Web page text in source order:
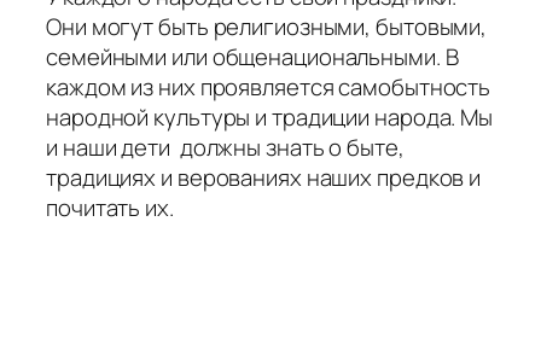
Они могут быть религиозными, бытовыми,
семейными или общенациональными. В
каждом из них проявляется самобытность
народной культуры и традиции народа. Мы
и наши дети должны знать о быте,
традициях и верованиях наших предков и
почитать их.